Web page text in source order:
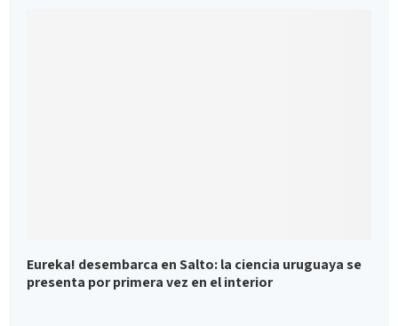
Eureka! desembarca en Salto: la ciencia uruguaya se
presenta por primera vez en el interior